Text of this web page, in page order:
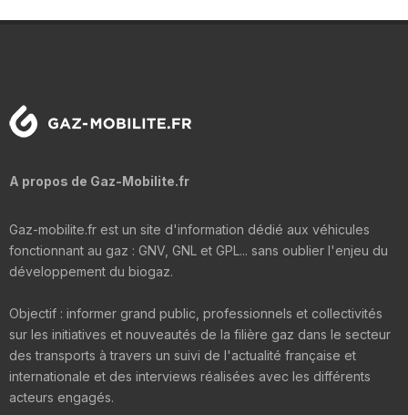
A propos de Gaz-Mobilite.fr
Gaz-mobilite.fr est un site d'information dédié aux véhicules
fonctionnant au gaz : GNV, GNL et GPL... sans oublier l'enjeu du
développement du biogaz.
Objectif : informer grand public, professionnels et collectivités
sur les initiatives et nouveautés de la filière gaz dans le secteur
des transports à travers un suivi de l'actualité française et
internationale et des interviews réalisées avec les différents
acteurs engagés.